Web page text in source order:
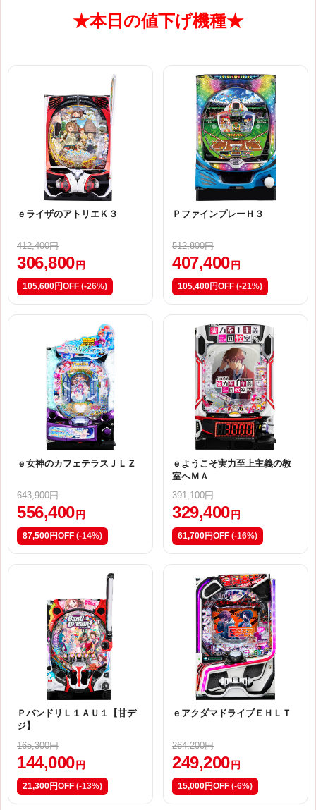
★本日の値下げ機種★
ｅライザのアトリエＫ３
412,400円
306,800 円
105,600円OFF (-26%)
ＰファインプレーＨ３
512,800円
407,400 円
105,400円OFF (-21%)
ｅ女神のカフェテラスＪＬＺ
643,900円
556,400 円
87,500円OFF (-14%)
ｅようこそ実力至上主義の教
室へＭＡ
391,100円
329,400 円
61,700円OFF (-16%)
ＰバンドリＬ１ＡＵ１【甘デ
ジ】
165,300円
144,000 円
21,300円OFF (-13%)
ｅアクダマドライブＥＨＬＴ
264,200円
249,200 円
15,000円OFF (-6%)